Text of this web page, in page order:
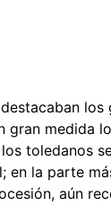
gran medida
toledanos
la parte
aún